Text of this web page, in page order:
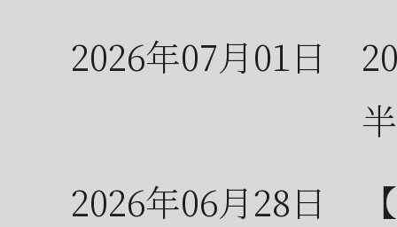
2026年07月01日
2026年06月28日